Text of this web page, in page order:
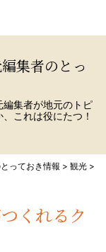
集者のとっ
集者が地元のトピ
これは役にたつ！
っておき情報 >観光 >
くれるク